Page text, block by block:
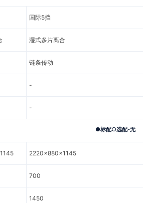
国际5挡
湿式多片离合
链条传动
-
-
●标配○选配-无
2220x880x1145
700
1450